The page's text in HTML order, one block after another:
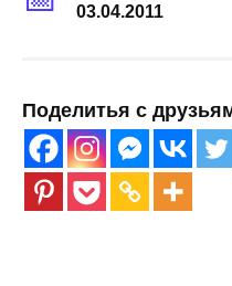
03.04.2011
Поделитья с